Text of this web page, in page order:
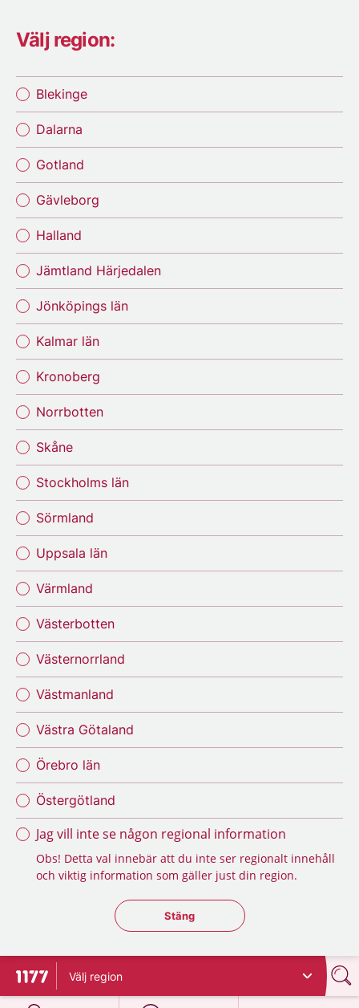
Välj region:
Blekinge
Dalarna
Gotland
Gävleborg
Halland
Jämtland Härjedalen
Jönköpings län
Kalmar län
Kronoberg
Norrbotten
Skåne
Stockholms län
Sörmland
Uppsala län
Värmland
Västerbotten
Västernorrland
Västmanland
Västra Götaland
Örebro län
Östergötland
Jag vill inte se någon regional information
Obs! Detta val innebär att du inte ser regionalt innehåll
och viktig information som gäller just din region.
Stäng regionsväljaren
Stäng
Till startsidan för 1177
Välj region
på 1177.se
på 1177.se